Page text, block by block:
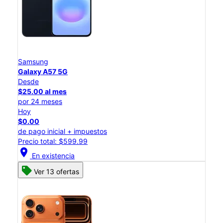
Samsung
Galaxy A57 5G
Desde
$25.00 al mes
por 24 meses
Hoy
$0.00
de pago inicial + impuestos
Precio total: $599.99
location_on En existencia
Ver 13 ofertas